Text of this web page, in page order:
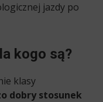
jazdy po
kogo są?
klasy
dobry stosunek